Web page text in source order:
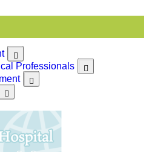
Professionals